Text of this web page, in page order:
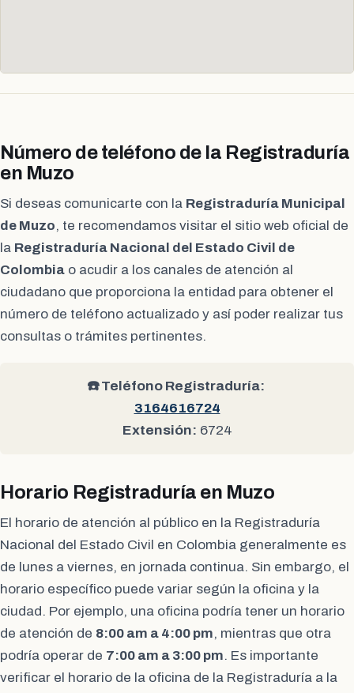
Número de teléfono de la Registraduría
en Muzo
Si deseas comunicarte con la Registraduría Municipal
de Muzo, te recomendamos visitar el sitio web oficial de
la Registraduría Nacional del Estado Civil de
Colombia o acudir a los canales de atención al
ciudadano que proporciona la entidad para obtener el
número de teléfono actualizado y así poder realizar tus
consultas o trámites pertinentes.
☎️ Teléfono Registraduría:
3164616724
Extensión: 6724
Horario Registraduría en Muzo
El horario de atención al público en la Registraduría
Nacional del Estado Civil en Colombia generalmente es
de lunes a viernes, en jornada continua. Sin embargo, el
horario específico puede variar según la oficina y la
ciudad. Por ejemplo, una oficina podría tener un horario
de atención de 8:00 am a 4:00 pm, mientras que otra
podría operar de 7:00 am a 3:00 pm. Es importante
verificar el horario de la oficina de la Registraduría a la